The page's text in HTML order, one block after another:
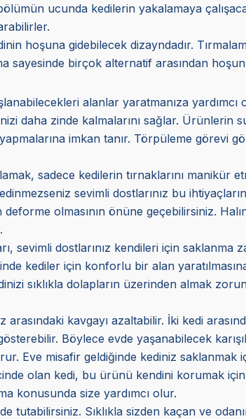
ucunda kedilerin yakalamaya
hoşuna gidebilecek dizayndadır.
birçok alternatif arasından
alanlar yaratmanıza
daha zinde kalmalarını sağlar. Ürünlerin
imkan tanır. Törpüleme görevi
sadece kedilerin tırnaklarını manikür
sevimli dostlarınız bu
olmasının önüne geçebilirsiniz.
sevimli dostlarınız kendileri için saklanma
kediler için konforlu bir alan
sıklıkla dolapların üzerinden almak
kavgayı azaltabilir. İki kedi
Böylece evde yaşanabilecek
Eve misafir geldiğinde kediniz saklanmak
olan kedi, bu ürünü kendini korumak
konusunda size yardımcı olur.
tutabilirsiniz. Sıklıkla sizden kaçan ve